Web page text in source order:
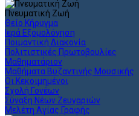
Πνευματική Ζωή
Θείο Κήρυγμα
Ιερά Εξομολόγηση
Ποιμαντική Διακονία
Πολιτιστικές Πρωτοβουλίες
Μαθηματάριον
Μαθήματα Βυζαντινής Μουσικής
Οι Κεκοιμημένοι
Σχολή Γονέων
Σύναξη Νέων Ζευγαριών
Μελέτη Αγίας Γραφής